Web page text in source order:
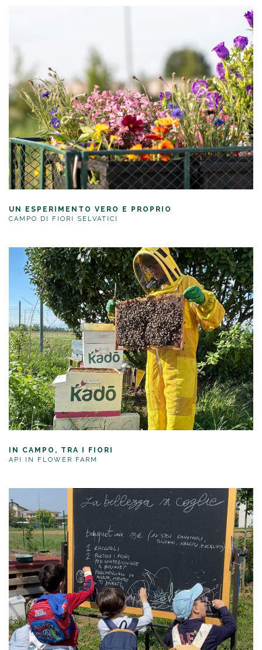
UN ESPERIMENTO VERO E PROPRIO
CAMPO DI FIORI SELVATICI
IN CAMPO, TRA I FIORI
API IN FLOWER FARM